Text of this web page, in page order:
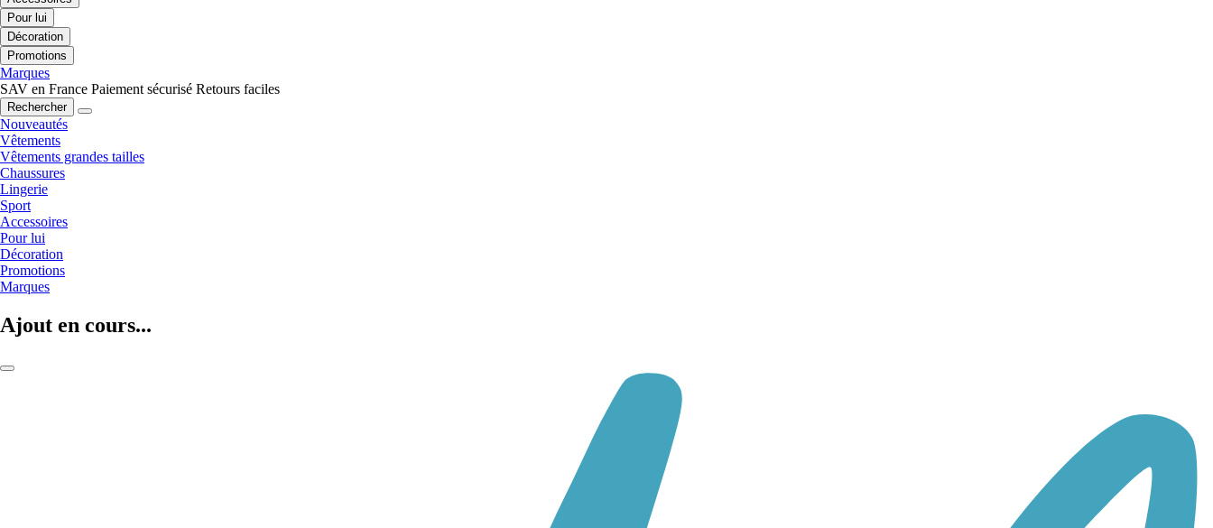
Pour lui
Décoration
Promotions
Marques
SAV en France Paiement sécurisé Retours faciles
Rechercher
Nouveautés
Vêtements
Vêtements grandes tailles
Chaussures
Lingerie
Sport
Accessoires
Pour lui
Décoration
Promotions
Marques
Ajout en cours...